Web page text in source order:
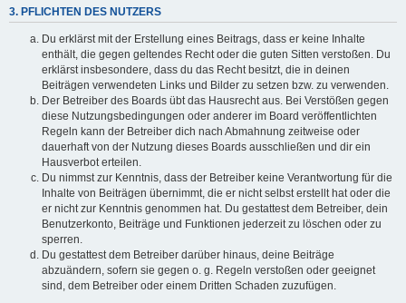
3. PFLICHTEN DES NUTZERS
Du erklärst mit der Erstellung eines Beitrags, dass er keine Inhalte
enthält, die gegen geltendes Recht oder die guten Sitten verstoßen. Du
erklärst insbesondere, dass du das Recht besitzt, die in deinen
Beiträgen verwendeten Links und Bilder zu setzen bzw. zu verwenden.
Der Betreiber des Boards übt das Hausrecht aus. Bei Verstößen gegen
diese Nutzungsbedingungen oder anderer im Board veröffentlichten
Regeln kann der Betreiber dich nach Abmahnung zeitweise oder
dauerhaft von der Nutzung dieses Boards ausschließen und dir ein
Hausverbot erteilen.
Du nimmst zur Kenntnis, dass der Betreiber keine Verantwortung für die
Inhalte von Beiträgen übernimmt, die er nicht selbst erstellt hat oder die
er nicht zur Kenntnis genommen hat. Du gestattest dem Betreiber, dein
Benutzerkonto, Beiträge und Funktionen jederzeit zu löschen oder zu
sperren.
Du gestattest dem Betreiber darüber hinaus, deine Beiträge
abzuändern, sofern sie gegen o. g. Regeln verstoßen oder geeignet
sind, dem Betreiber oder einem Dritten Schaden zuzufügen.